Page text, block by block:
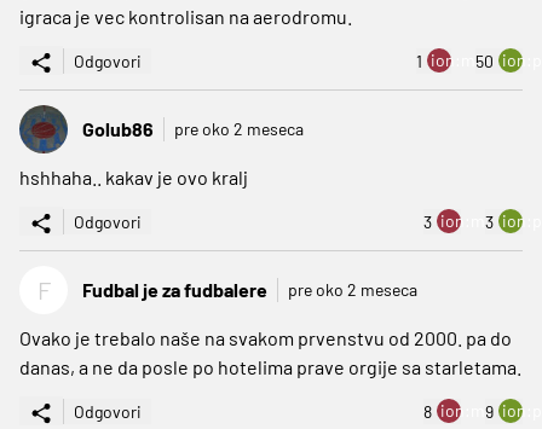
igraca je vec kontrolisan na aerodromu.
Odgovori 1 ion:minus
50
Golub86 pre oko 2 meseca
hshhaha.. kakav je ovo kralj
Odgovori 3 ion:minus
3
F Fudbal je za fudbalere pre oko 2 meseca
Ovako je trebalo naše na svakom prvenstvu od 2000. pa do
danas, a ne da posle po hotelima prave orgije sa starletama.
Odgovori 8 ion:minus
9